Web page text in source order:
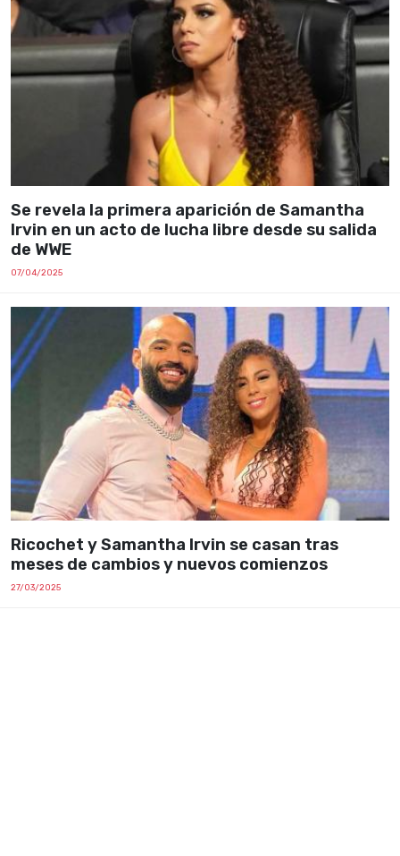
Se revela la primera aparición de Samantha
Irvin en un acto de lucha libre desde su salida
de WWE
07/04/2025
Ricochet y Samantha Irvin se casan tras
meses de cambios y nuevos comienzos
27/03/2025